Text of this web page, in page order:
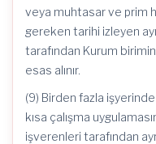
veya muhtasar ve prim
gereken tarihi izleyen
tarafından Kurum
esas alınır.
(9) Birden fazla işyerinde
kısa çalışma
işverenleri tarafından